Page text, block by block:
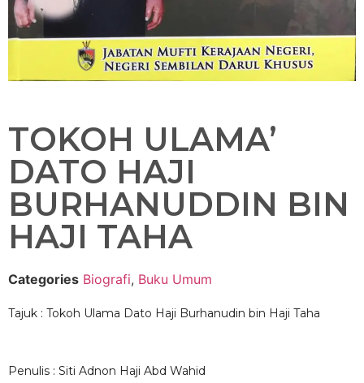
TOKOH ULAMA’
DATO HAJI
BURHANUDDIN BIN
HAJI TAHA
Categories Biografi, Buku Umum
Tajuk : Tokoh Ulama Dato Haji Burhanudin bin Haji Taha
Penulis : Siti Adnon Haji Abd Wahid